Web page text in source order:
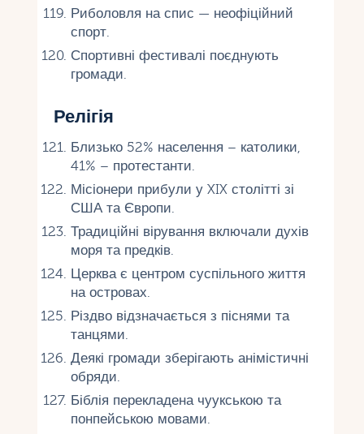
Риболовля на спис — неофіційний
спорт.
Спортивні фестивалі поєднують
громади.
Релігія
Близько 52% населення – католики,
41% – протестанти.
Місіонери прибули у XIX столітті зі
США та Європи.
Традиційні вірування включали духів
моря та предків.
Церква є центром суспільного життя
на островах.
Різдво відзначається з піснями та
танцями.
Деякі громади зберігають анімістичні
обряди.
Біблія перекладена чуукською та
понпейською мовами.